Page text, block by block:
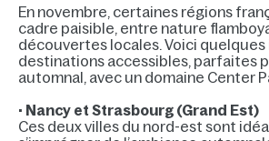
En novembre, certaines régions
cadre paisible, entre nature
découvertes locales. Voici quelques
destinations accessibles, parfaites
automnal, avec un domaine Center
• Nancy et Strasbourg (Grand Est)
Ces deux villes du nord-est sont